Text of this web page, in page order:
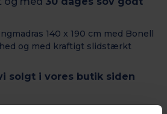
140 x 190 cm med Bonell
og med kraftigt slidstærkt
solgt i vores butik siden